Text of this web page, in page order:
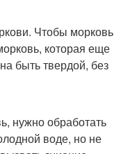
Чтобы морковь
которая еще
быть твердой, без
нужно обработать
воде, но не